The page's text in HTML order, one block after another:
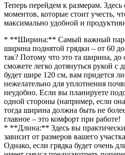
Теперь перейдем к размерам.
моментов, которые стоит учесть,
максимально удобной и
* **Ширина:** Самый важный
ширина поднятой грядки – от 60
так? Потому что это та ширина,
сможете легко дотянуться рукой с
будет шире 120 см, вам придется
нежелательно для уплотнения
неудобно. Если вы планируете
одной стороны (например, если
тогда ширина должна быть не
главное – это комфорт при работе!
* **Длина:** Здесь вы
зависит от размеров вашего
Однако, если грядка будет очень